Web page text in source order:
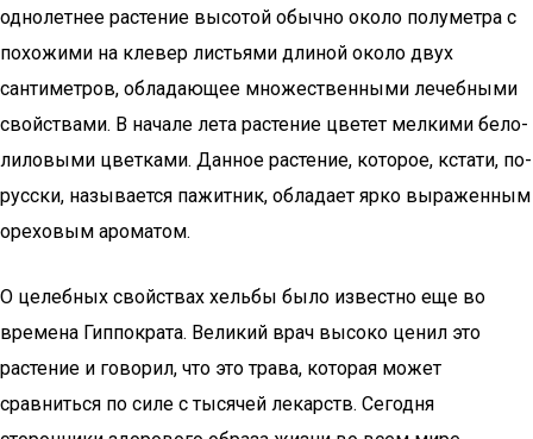
однолетнее растение высотой обычно около полуметра с
похожими на клевер листьями длиной около двух
сантиметров, обладающее множественными лечебными
свойствами. В начале лета растение цветет мелкими бело-
лиловыми цветками. Данное растение, которое, кстати, по-
русски, называется пажитник, обладает ярко выраженным
ореховым ароматом.
О целебных свойствах хельбы было известно еще во
времена Гиппократа. Великий врач высоко ценил это
растение и говорил, что это трава, которая может
сравниться по силе с тысячей лекарств. Сегодня